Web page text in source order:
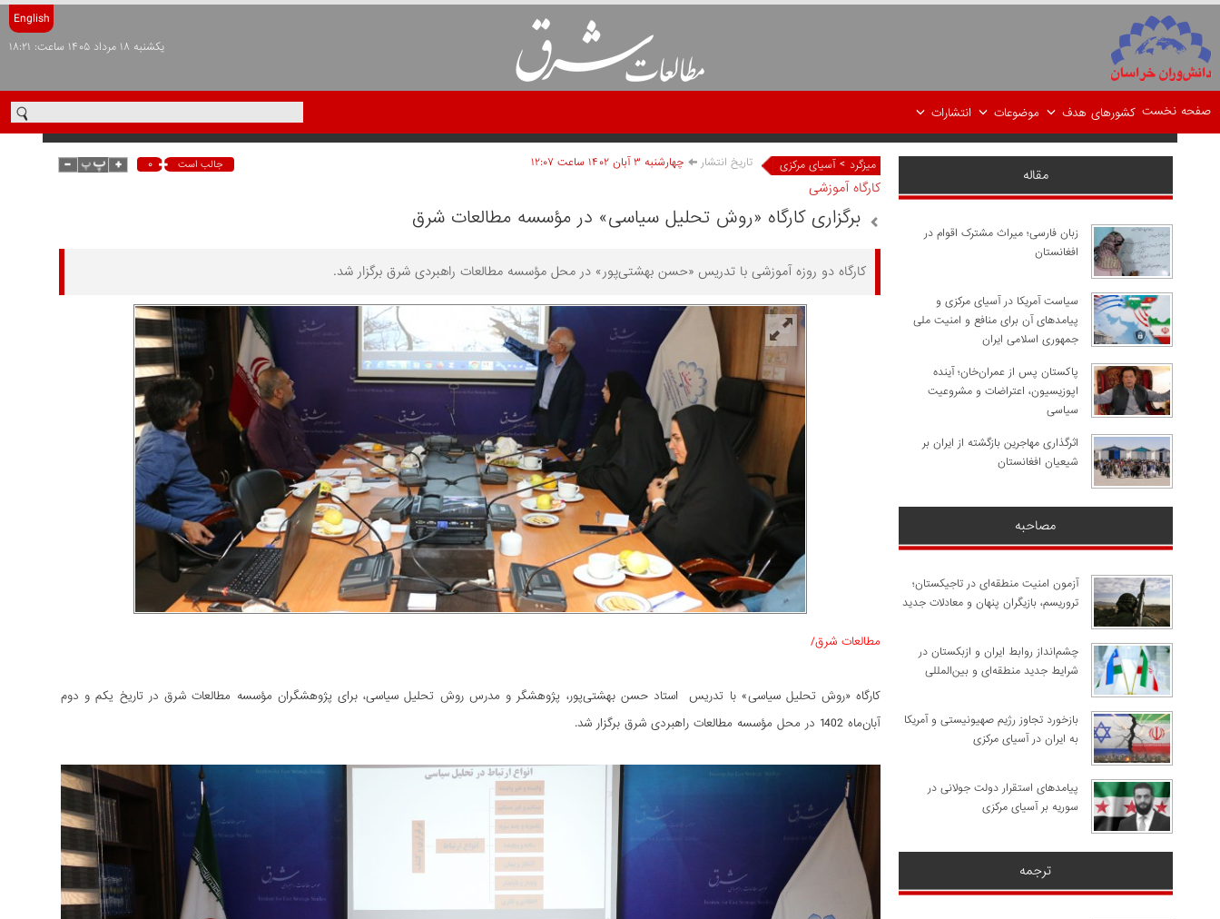
English
يکشنبه ۱۸ مرداد ۱۴۰۵ ساعت: ۱۸:۲۱
صفحه نخست کشورهای هدف موضوعات انتشارات
میزگرد > آسیای مرکزی تاریخ انتشار چهارشنبه ۳ آبان ۱۴۰۲ ساعت ۱۲:۰۷ جالب است ۰
کارگاه آموزشی
برگزاری کارگاه «روش تحلیل سیاسی» در مؤسسه مطالعات شرق
کارگاه دو روزه آموزشی با تدریس «حسن بهشتى‌پور» در محل مؤسسه مطالعات راهبردی شرق برگزار شد.
مطالعات شرق/
کارگاه «روش تحلیل سیاسی» با تدریس استاد حسن بهشتى‌پور، پژوهشگر و مدرس روش تحلیل سیاسی، برای پژوهشگران مؤسسه مطالعات شرق در تاریخ یکم و دوم
آبان‌ماه 1402 در محل مؤسسه مطالعات راهبردی شرق برگزار شد.
مقاله
زبان فارسی؛ میراث مشترک اقوام در
افغانستان
سیاست آمریکا در آسیای مرکزی و
پیامدهای آن برای منافع و امنیت ملی
جمهوری اسلامی ایران
پاکستان پس از عمران‌خان؛ آینده
اپوزیسیون، اعتراضات و مشروعیت
سیاسی
اثرگذاری مهاجرین بازگشته از ایران بر
شیعیان افغانستان
مصاحبه
آزمون امنیت منطقه‌ای در تاجیکستان؛
تروریسم، بازیگران پنهان و معادلات جدید
چشم‌انداز روابط ایران و ازبکستان در
شرایط جدید منطقه‌ای و بین‌المللی
​بازخورد تجاوز رژیم صهیونیستی و آمریکا
به ایران در آسیای مرکزی
پیامدهای استقرار دولت جولانی در
سوریه بر آسیای مرکزی
ترجمه